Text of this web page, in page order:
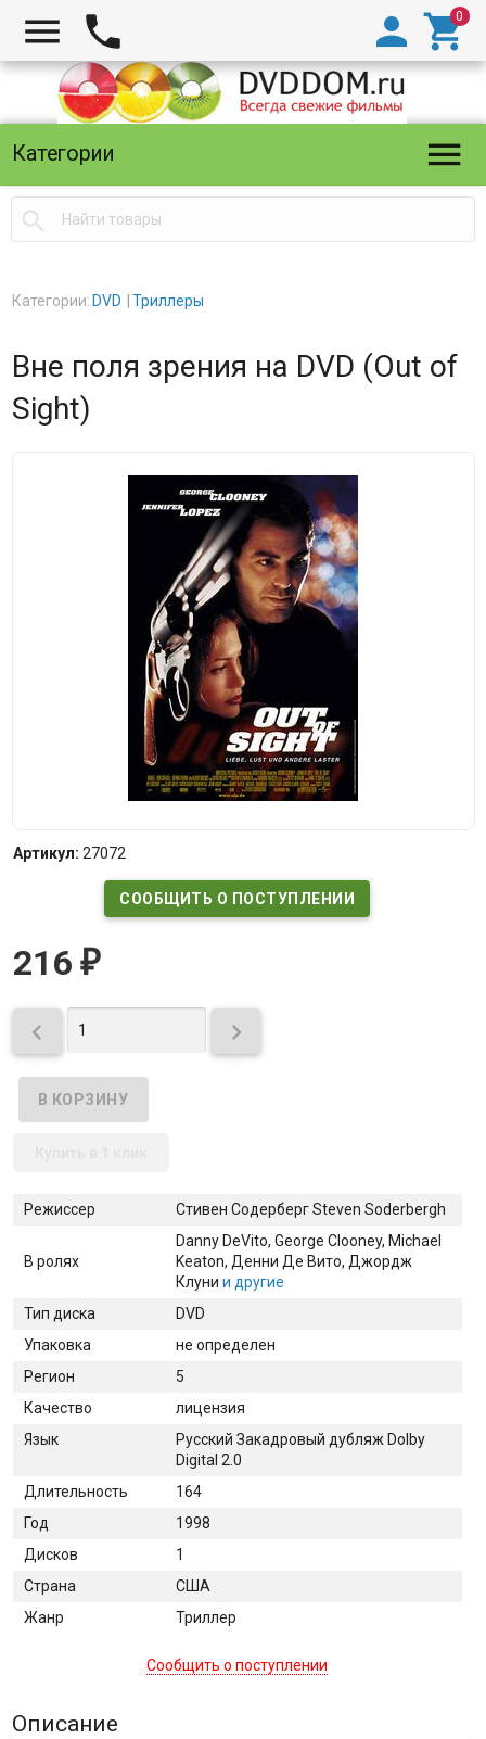
  

Категории 

Категории: DVD Триллеры
Вне поля зрения на DVD (Out of
Sight)
Артикул: 27072
СООБЩИТЬ О ПОСТУПЛЕНИИ
216 ₽
 
Режиссер Стивен Содерберг Steven Soderbergh
В ролях
Danny DeVito, George Clooney, Michael
Keaton, Денни Де Вито, Джордж
Клуни и другие
Тип диска
DVD
Упаковка
не определен
Регион
5
Качество
лицензия
Язык
Русский Закадровый дубляж Dolby
Digital 2.0
Длительность
164
Год
1998
Дисков
1
Страна
США
Жанр
Триллер
Сообщить о поступлении
Описание